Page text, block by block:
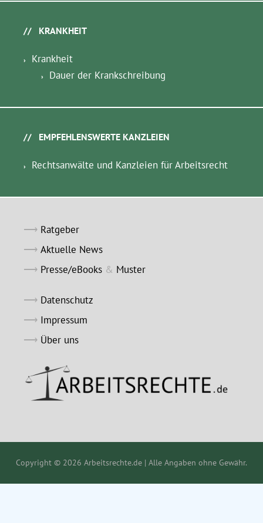
KRANKHEIT
Krankheit
Dauer der Krankschreibung
EMPFEHLENSWERTE KANZLEIEN
Rechtsanwälte und Kanzleien für Arbeitsrecht
Ratgeber
Aktuelle News
Presse/eBooks & Muster
Datenschutz
Impressum
Über uns
Copyright © 2026 Arbeitsrechte.de | Alle Angaben ohne Gewähr.